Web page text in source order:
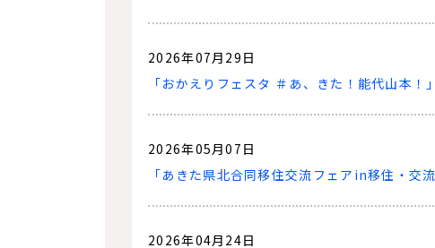
2026年07月29日
「おかえりフェスタ ＃あ、きた！能代山本！
2026年05月07日
「あきた県北合同移住交流フェアin移住・交
2026年04月24日